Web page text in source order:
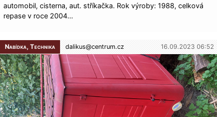
automobil, cisterna, aut. stříkačka. Rok výroby: 1988, celková
repase v roce 2004…
Nabídka, Technika dalikus@centrum.cz 16.09.2023 06:52